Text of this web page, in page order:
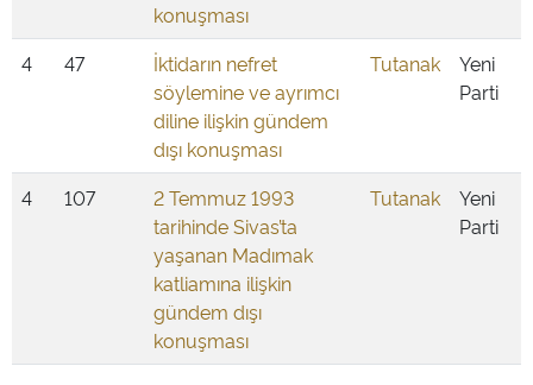
konuşması
4 47
İktidarın nefret
söylemine ve ayrımcı
diline ilişkin gündem
dışı konuşması
Tutanak
Yeni
Parti
4 107
2 Temmuz 1993
tarihinde Sivas’ta
yaşanan Madımak
katliamına ilişkin
gündem dışı
konuşması
Tutanak
Yeni
Parti